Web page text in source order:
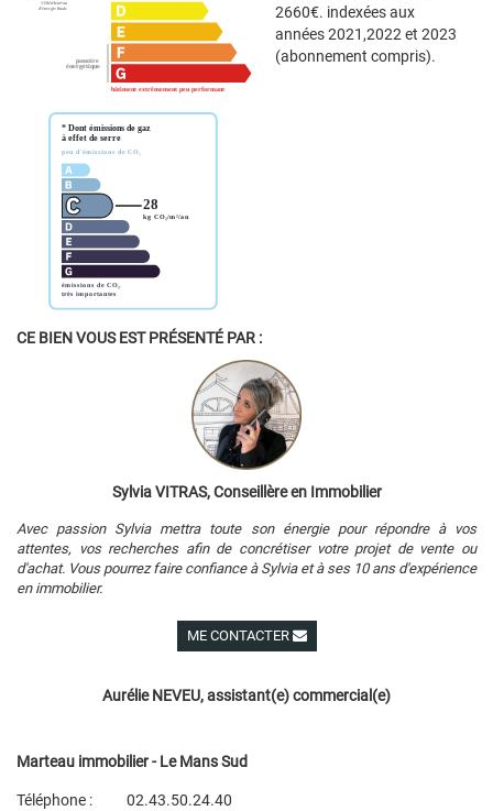
2660€. indexées aux
années 2021,2022 et 2023
(abonnement compris).
CE BIEN VOUS EST PRÉSENTÉ PAR :
Sylvia VITRAS, Conseillère en Immobilier
Avec passion Sylvia mettra toute son énergie pour répondre à vos
attentes, vos recherches afin de concrétiser votre projet de vente ou
d'achat. Vous pourrez faire confiance à Sylvia et à ses 10 ans d'expérience
en immobilier.
ME CONTACTER
Aurélie NEVEU, assistant(e) commercial(e)
Marteau immobilier - Le Mans Sud
Téléphone : 02.43.50.24.40